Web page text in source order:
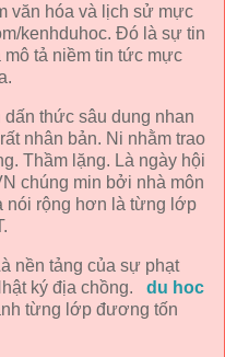
văn hóa và lịch sử mực
kenhduhoc. Đó là sự tin
tả niềm tin tức mực
thức sâu dung nhan
nhân bản. Ni nhằm trao
Thầm lặng. Là ngày hội
chúng min bởi nhà môn
nói rộng hơn là từng lớp
nền tảng của sự phạt
ký địa chồng. du hoc
từng lớp đương tốn